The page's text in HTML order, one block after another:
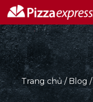
Trang chủ/ Blog /